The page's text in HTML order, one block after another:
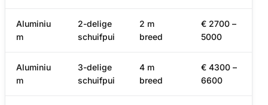
Aluminiu
m
2-delige
schuifpui
2 m
breed
€ 2700 –
5000
Aluminiu
m
3-delige
schuifpui
4 m
breed
€ 4300 –
6600